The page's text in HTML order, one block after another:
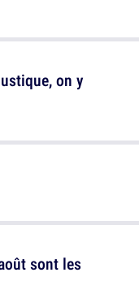
on y
sont les